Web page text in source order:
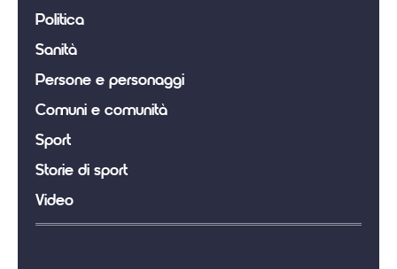
Politica
Sanità
Persone e personaggi
Comuni e comunità
Sport
Storie di sport
Video